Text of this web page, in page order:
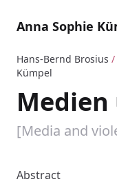
Anna Sophie
Hans-Bernd Brosius /
Kümpel
[Media and
Abstract